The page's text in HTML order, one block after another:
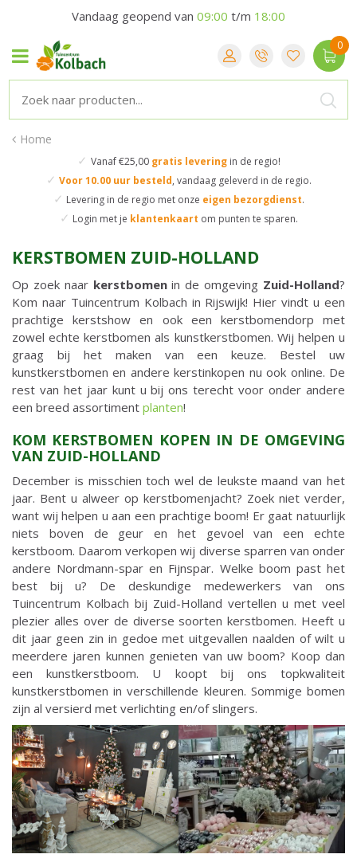
Home
✓ Vanaf €25,00 gratis leveringin de regio!
✓ Voor 10.00 uur besteld, vandaag geleverd in de regio.
✓ Levering in de regio met onze eigen bezorgdienst.
✓ Login met je klantenkaart om punten te sparen.
Vandaag geopend van 09:00 t/m 18:00
KERSTBOMEN ZUID-HOLLAND
Op zoek naar kerstbomenin de omgeving Zuid-Holland?
Kom naar Tuincentrum Kolbach in Rijswijk! Hier vindt u een
prachtige kerstshow en ook een kerstbomendorp met
zowel echte kerstbomen als kunstkerstbomen. Wij helpen u
graag bij het maken van een keuze. Bestel uw
kunstkerstbomen en andere kerstinkopen nu ook online. De
rest van het jaar kunt u bij ons terecht voor onder andere
een breed assortiment planten!
KOM KERSTBOMEN KOPEN IN DE OMGEVING
VAN ZUID-HOLLAND
December is misschien toch wel de leukste maand van het
jaar. Bent u alweer op kerstbomenjacht? Zoek niet verder,
want wij helpen u aan een prachtige boom! Er gaat natuurlijk
niets boven de geur en het gevoel van een echte
kerstboom. Daarom verkopen wij diverse sparren van onder
andere Nordmann-spar en Fijnspar. Welke boom past het
best bij u? De deskundige medewerkers van ons
Tuincentrum Kolbach bij Zuid-Holland vertellen u met veel
plezier alles over de diverse soorten kerstbomen. Heeft u
dit jaar geen zin in gedoe met uitgevallen naalden of wilt u
meerdere jaren kunnen genieten van uw boom? Koop dan
een kunstkerstboom. U koopt bij ons topkwaliteit
kunstkerstbomen in verschillende kleuren. Sommige bomen
zijn al versierd met verlichting en/of slingers.